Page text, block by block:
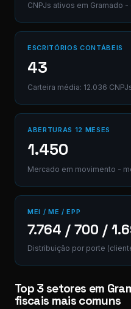
CNPJs ativos em Gramado
ESCRITÓRIOS CONTÁBEIS
43
Carteira média: 12.036
ABERTURAS 12 MESES
1.450
Mercado em movimento -
MEI / ME / EPP
7.764 / 700 /
Distribuição por porte
Top 3 setores em
fiscais mais comuns